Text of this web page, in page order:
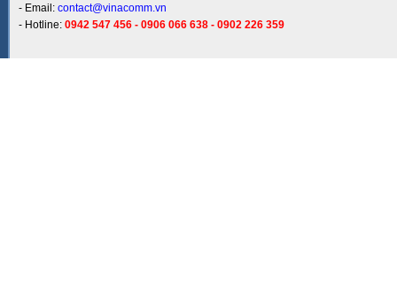
- Email: contact@vinacomm.vn
- Hotline: 0942 547 456 - 0906 066 638 - 0902 226 359